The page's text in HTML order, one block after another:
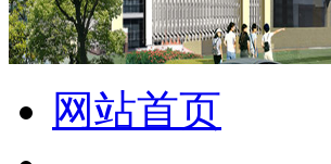
网站首页